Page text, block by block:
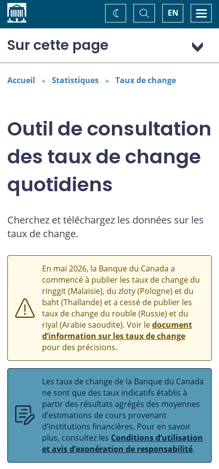
Accueil EN
Basculer
la
recherche
Changez
de
Sur cette page
Dollar (États-Unis) (USD)
Accueil Statistiques Taux de change
Outil de consultation
des taux de change
quotidiens
Cherchez et téléchargez les données sur les
taux de change.
En mai 2026, la Banque du Canada a
commencé à publier les taux de change du
ringgit (Malaisie), du zloty (Pologne) et du
baht (Thaïlande) et a cessé de publier les
taux de change du rouble (Russie) et du
riyal (Arabie saoudite). Voir ledocument
d’information sur les taux de change
pour des précisions.
Les taux de change de la Banque du Canada
ne sont que des taux indicatifs établis à
partir des résultats agrégés des moyennes
d’estimations de cours provenant
d’institutions financières. Pour en savoir
plus, consultez les Conditions d’utilisation
et avis d’exonération de responsabilité.